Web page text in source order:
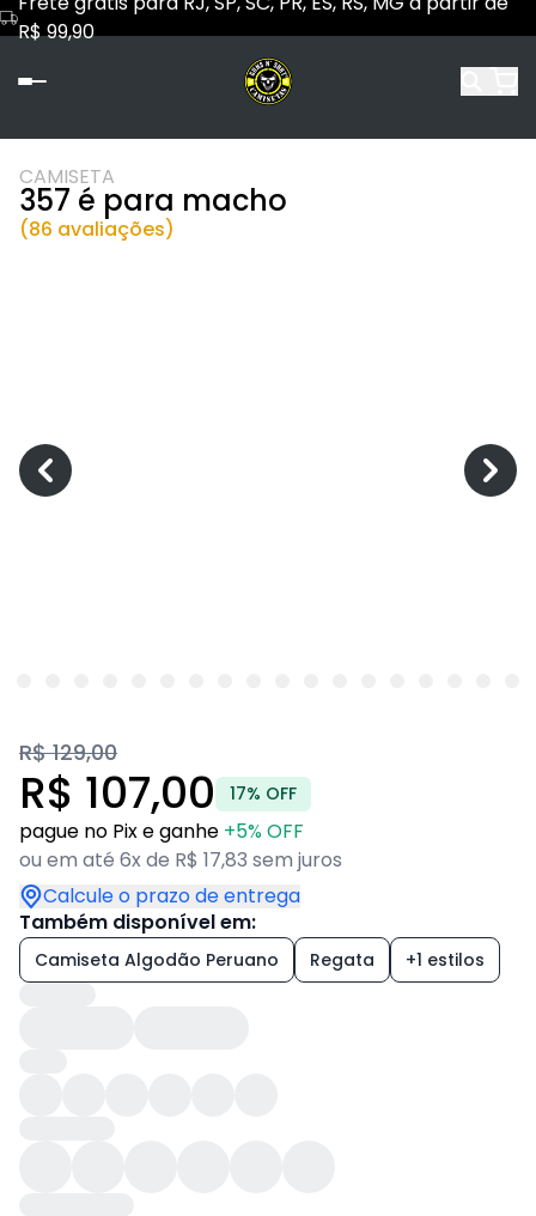
R$ 99,90
CAMISETA
357 é para macho
(86 avaliações)
R$ 129,00
R$ 107,00 17% OFF
pague no Pix e ganhe +5% OFF
ou em até 6x de R$ 17,83 sem juros
Calcule o prazo de entrega
Também disponível em:
Camiseta Algodão Peruano Regata +1 estilos